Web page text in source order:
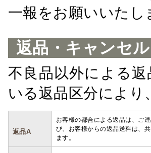
一報をお願いいたし
返品・キャンセル
不良品以外による
いる返品区分により
返品A
お客様の都合による返品は、ご
び、お客様からの返品送料は、
ます。